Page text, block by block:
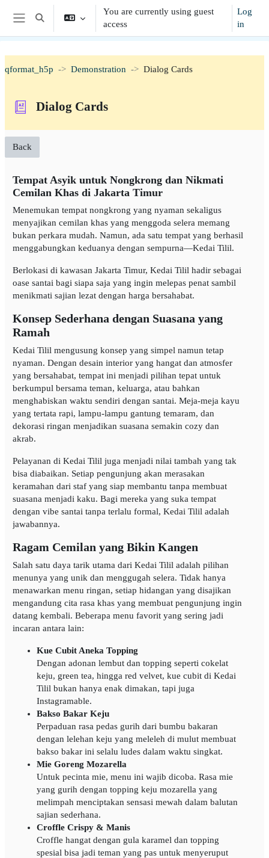
Skip to main content
Side panel
Toggle search input
You are currently using guest
access
Log
in
qformat_h5p Demonstration Dialog Cards
Dialog Cards
Back
Tempat Asyik untuk Nongkrong dan Nikmati
Cemilan Khas di Jakarta Timur
Menemukan tempat nongkrong yang nyaman sekaligus
menyajikan cemilan khas yang menggoda selera memang
bukan perkara mudah. Namun, ada satu tempat yang berhasil
menggabungkan keduanya dengan sempurna—Kedai Tilil.
Berlokasi di kawasan Jakarta Timur, Kedai Tilil hadir sebagai
oase santai bagi siapa saja yang ingin melepas penat sambil
menikmati sajian lezat dengan harga bersahabat.
Konsep Sederhana dengan Suasana yang
Ramah
Kedai Tilil mengusung konsep yang simpel namun tetap
nyaman. Dengan desain interior yang hangat dan atmosfer
yang bersahabat, tempat ini menjadi pilihan tepat untuk
berkumpul bersama teman, keluarga, atau bahkan
menghabiskan waktu sendiri dengan santai. Meja-meja kayu
yang tertata rapi, lampu-lampu gantung temaram, dan
dekorasi ringan menjadikan suasana semakin cozy dan
akrab.
Pelayanan di Kedai Tilil juga menjadi nilai tambah yang tak
bisa diabaikan. Setiap pengunjung akan merasakan
keramahan dari staf yang siap membantu tanpa membuat
suasana menjadi kaku. Bagi mereka yang suka tempat
dengan vibe santai tanpa terlalu formal, Kedai Tilil adalah
jawabannya.
Ragam Cemilan yang Bikin Kangen
Salah satu daya tarik utama dari Kedai Tilil adalah pilihan
menunya yang unik dan menggugah selera. Tidak hanya
menawarkan menu ringan, setiap hidangan yang disajikan
mengandung cita rasa khas yang membuat pengunjung ingin
datang kembali. Beberapa menu favorit yang sering jadi
incaran antara lain:
Kue Cubit Aneka Topping
Dengan adonan lembut dan topping seperti cokelat
keju, green tea, hingga red velvet, kue cubit di Kedai
Tilil bukan hanya enak dimakan, tapi juga
Instagramable.
Bakso Bakar Keju
Perpaduan rasa pedas gurih dari bumbu bakaran
dengan lelehan keju yang meleleh di mulut membuat
bakso bakar ini selalu ludes dalam waktu singkat.
Mie Goreng Mozarella
Untuk pecinta mie, menu ini wajib dicoba. Rasa mie
yang gurih dengan topping keju mozarella yang
melimpah menciptakan sensasi mewah dalam balutan
sajian sederhana.
Croffle Crispy & Manis
Croffle hangat dengan gula karamel dan topping
spesial bisa jadi teman yang pas untuk menyeruput